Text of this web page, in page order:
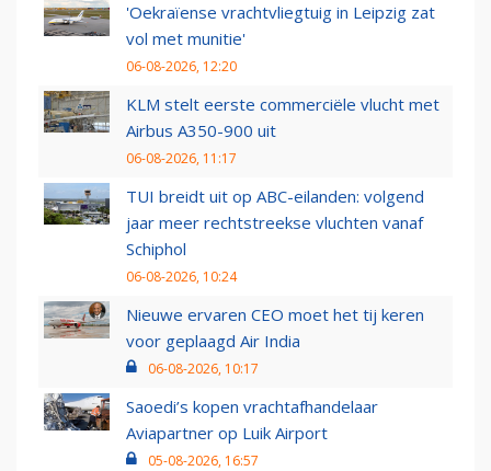
'Oekraïense vrachtvliegtuig in Leipzig zat
vol met munitie'
06-08-2026, 12:20
KLM stelt eerste commerciële vlucht met
Airbus A350-900 uit
06-08-2026, 11:17
TUI breidt uit op ABC-eilanden: volgend
jaar meer rechtstreekse vluchten vanaf
Schiphol
06-08-2026, 10:24
Nieuwe ervaren CEO moet het tij keren
voor geplaagd Air India
06-08-2026, 10:17
Saoedi’s kopen vrachtafhandelaar
Aviapartner op Luik Airport
05-08-2026, 16:57